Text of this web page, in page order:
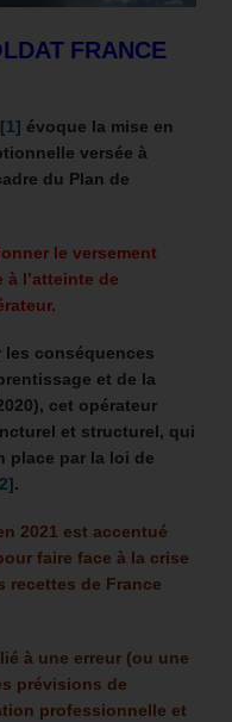
FRANCE
[1] évoque la mise en
versée à
du Plan de
le versement
l’atteinte de
les conséquences
et de la
cet opérateur
et structurel, qui
place par la loi de
.
2021 est accentué
faire face à la crise
recettes de France
à une erreur (ou une
prévisions de
professionnelle et